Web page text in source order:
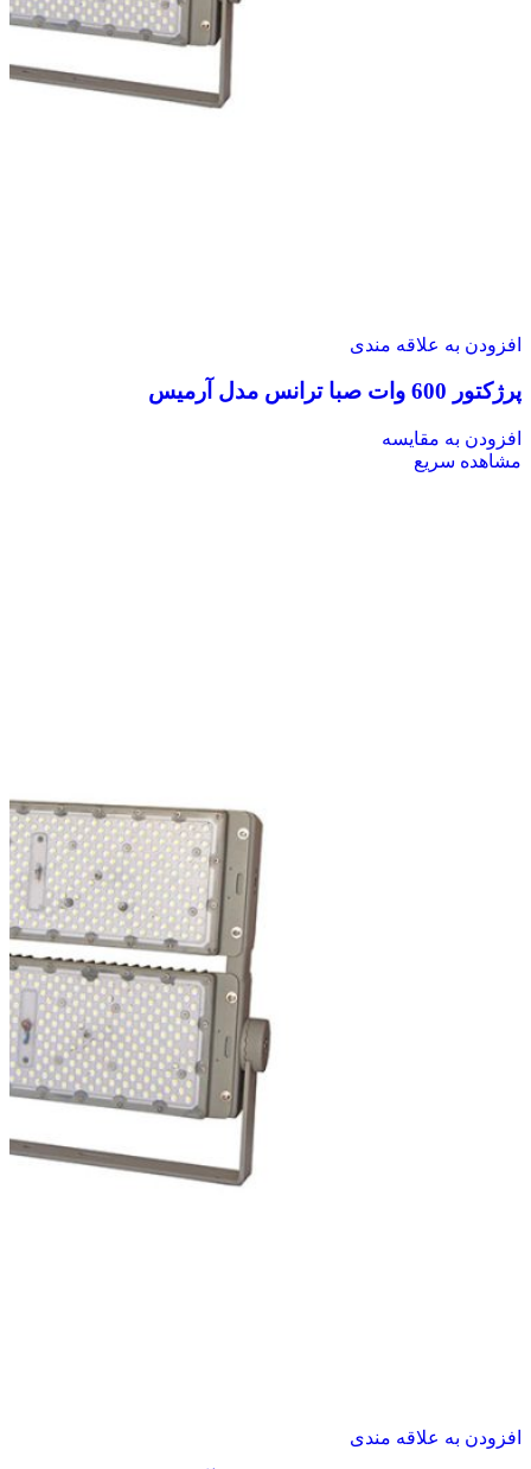
افزودن به علاقه مندی
پرژکتور 600 وات صبا ترانس مدل آرمیس
افزودن به مقایسه
مشاهده سریع
افزودن به علاقه مندی